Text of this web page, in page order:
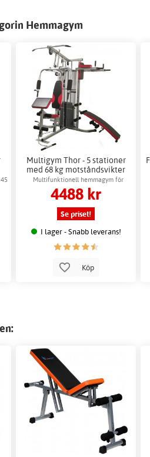
Hemmagym
Multigym Thor - 5 stationer
med 68 kg motståndsvikter
Multifunktionell hemmagym för
helkroppsträning
4488 kr
Se priset!
I lager - Snabb leverans!
Köp